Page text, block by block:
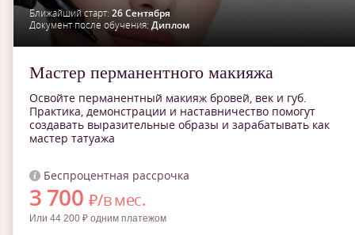
Ближайший старт: 26 Сентября
Документ после обучения:Диплом
Мастер перманентного макияжа
Освойте перманентный макияж бровей, век и губ.
Практика, демонстрации и наставничество помогут
создавать выразительные образы и зарабатывать как
мастер татуажа
Беспроцентная рассрочка
3 700 ₽/в мес.
Или 44 200 ₽ одним платежом